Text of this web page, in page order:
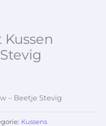
– Beetje Stevig
Kussens